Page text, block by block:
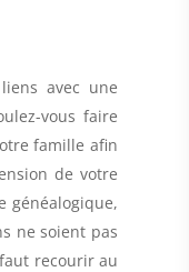
avec une
vous faire
famille afin
de votre
généalogique,
ne soient pas
recourir au